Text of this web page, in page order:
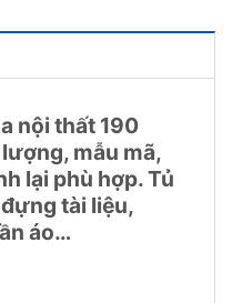
nội thất 190
mẫu mã,
lại phù hợp. Tủ
tài liệu,
áo…